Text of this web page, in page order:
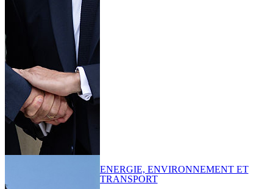
ENERGIE, ENVIRONNEMENT ET
TRANSPORT